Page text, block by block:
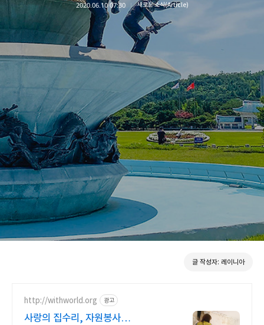
2020.06.10 07:30 새로운 소식(Article)
글 작성자: 레이니아
http://withworld.org 광고
사랑의 집수리, 자원봉사